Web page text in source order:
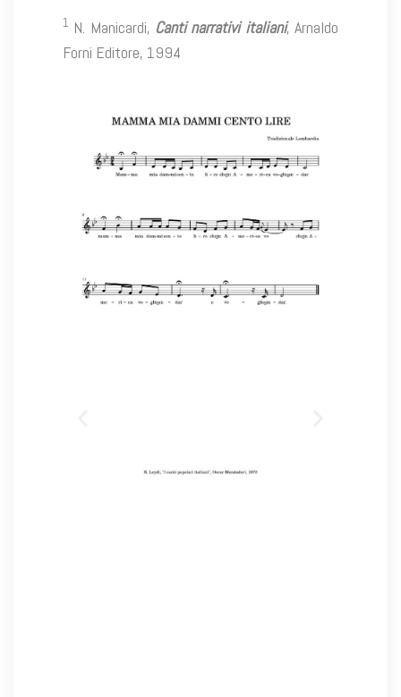
1 N. Manicardi, Canti narrativi italiani, Arnaldo
Forni Editore, 1994